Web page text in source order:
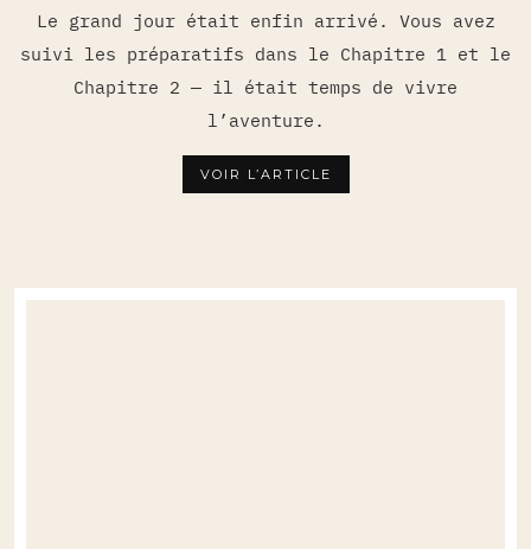
Le grand jour était enfin arrivé. Vous avez
suivi les préparatifs dans le Chapitre 1 et le
Chapitre 2 — il était temps de vivre
l’aventure.
VOIR L’ARTICLE